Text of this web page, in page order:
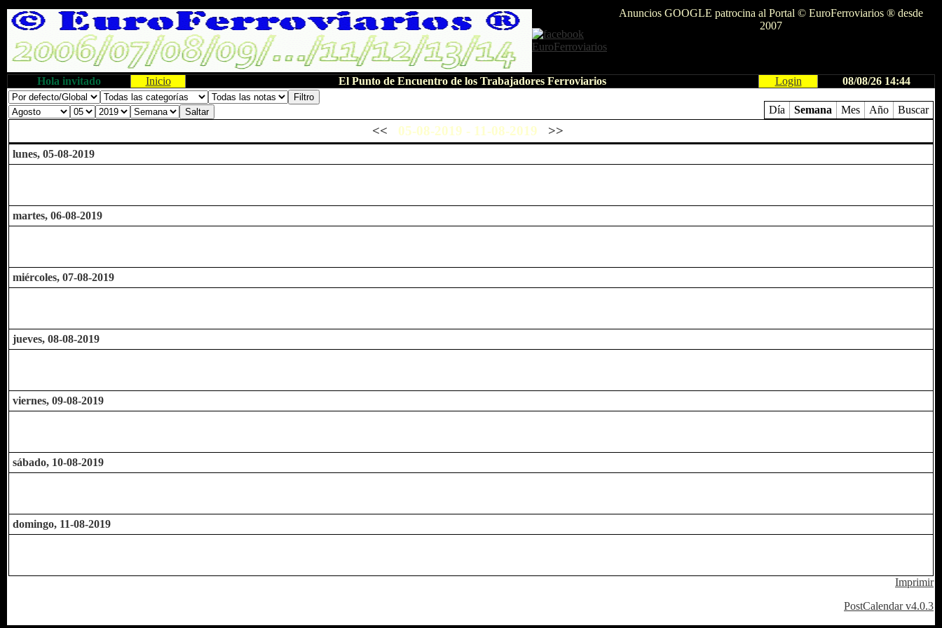
Anuncios GOOGLE patrocina al Portal © EuroFerroviarios ® desde
2007
Hola invitado Inicio El Punto de Encuentro de los Trabajadores Ferroviarios Login 08/08/26 14:44
Día Semana Mes Año Buscar
<< 05-08-2019 - 11-08-2019 >>
lunes, 05-08-2019
martes, 06-08-2019
miércoles, 07-08-2019
jueves, 08-08-2019
viernes, 09-08-2019
sábado, 10-08-2019
domingo, 11-08-2019
Imprimir
PostCalendar v4.0.3